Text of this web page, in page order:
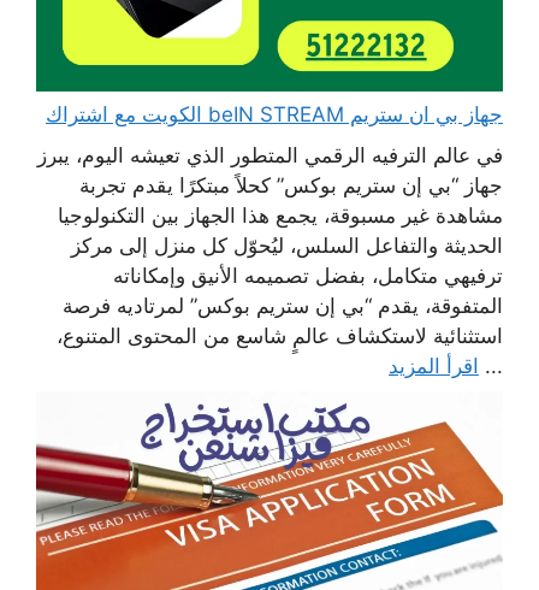
جهاز بي ان ستريم beIN STREAM الكويت مع اشتراك
في عالم الترفيه الرقمي المتطور الذي تعيشه اليوم، يبرز
جهاز “بي إن ستريم بوكس” كحلاً مبتكرًا يقدم تجربة
مشاهدة غير مسبوقة، يجمع هذا الجهاز بين التكنولوجيا
الحديثة والتفاعل السلس، ليُحوّل كل منزل إلى مركز
ترفيهي متكامل، بفضل تصميمه الأنيق وإمكاناته
المتفوقة، يقدم “بي إن ستريم بوكس” لمرتاديه فرصة
استثنائية لاستكشاف عالمٍ شاسع من المحتوى المتنوع،
... اقرأ المزيد